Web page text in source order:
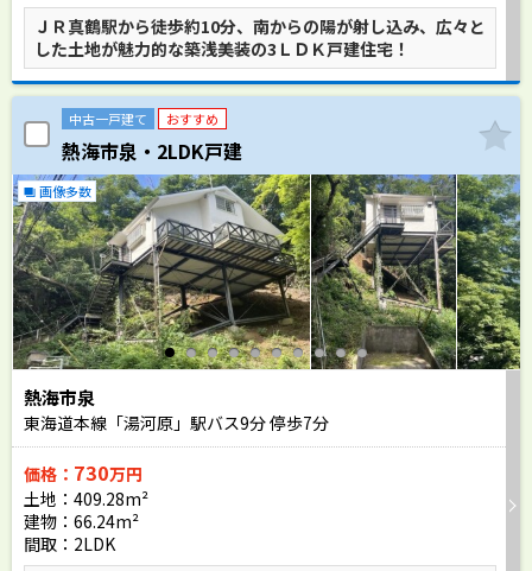
ＪＲ真鶴駅から徒歩約10分、南からの陽が射し込み、広々と
した土地が魅力的な築浅美装の3ＬＤＫ戸建住宅！
中古一戸建て おすすめ
熱海市泉・2LDK戸建
画像多数
熱海市泉
東海道本線「湯河原」駅バス9分 停歩7分
価格： 730万円
土地：409.28m²
建物：66.24m²
間取：2LDK